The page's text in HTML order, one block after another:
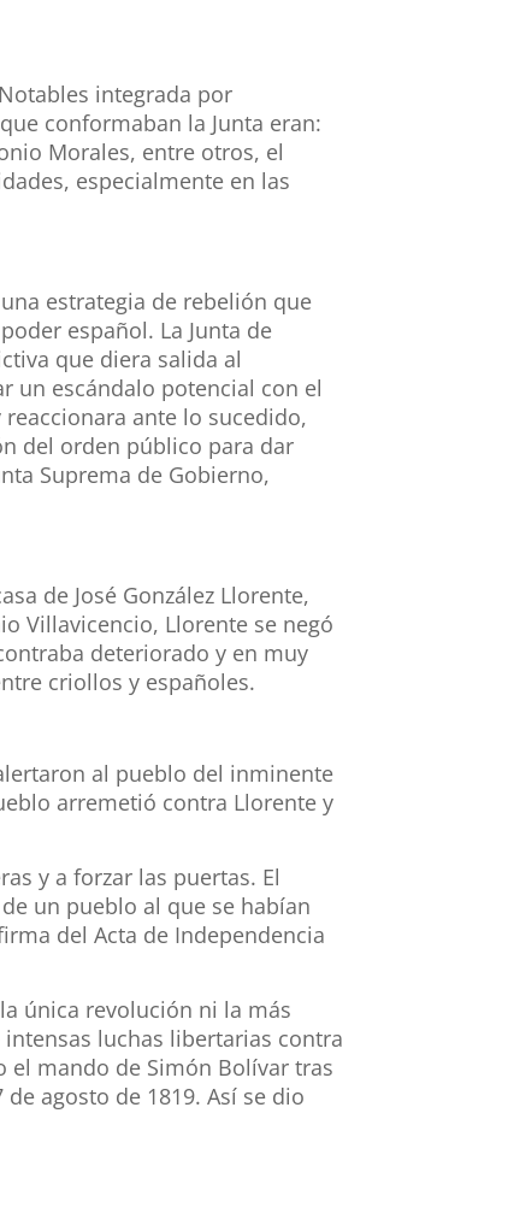
integrada por
conformaban la Junta eran:
Morales, entre otros, el
especialmente en las
estrategia de rebelión que
español. La Junta de
que diera salida al
un escándalo potencial con el
ante lo sucedido,
del orden público para dar
Suprema de Gobierno,
de José González Llorente,
Villavicencio, Llorente se negó
deteriorado y en muy
criollos y españoles.
al pueblo del inminente
arremetió contra Llorente y
y a forzar las puertas. El
un pueblo al que se habían
del Acta de Independencia
única revolución ni la más
luchas libertarias contra
mando de Simón Bolívar tras
agosto de 1819. Así se dio